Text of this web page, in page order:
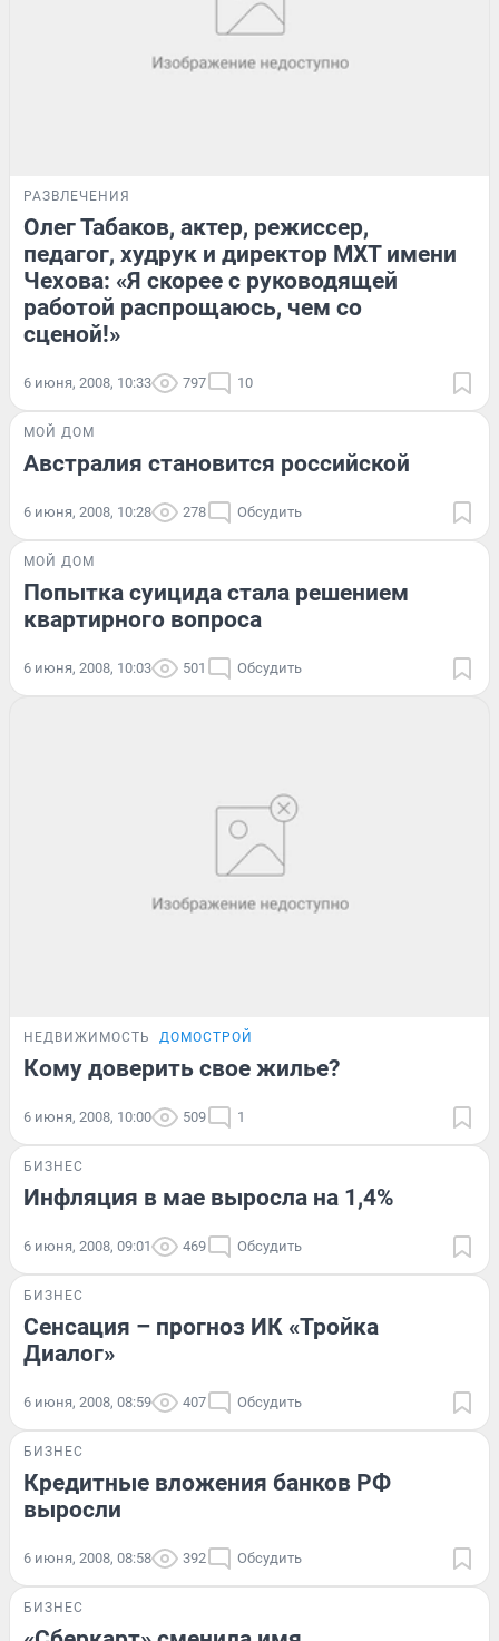
РАЗВЛЕЧЕНИЯ
Олег Табаков, актер, режиссер,
педагог, худрук и директор МХТ имени
Чехова: «Я скорее с руководящей
работой распрощаюсь, чем со
сценой!»
6 июня, 2008, 10:33 797 10
МОЙ ДОМ
Австралия становится российской
6 июня, 2008, 10:28 278 Обсудить
МОЙ ДОМ
Попытка суицида стала решением
квартирного вопроса
6 июня, 2008, 10:03 501 Обсудить
НЕДВИЖИМОСТЬ ДОМОСТРОЙ
Кому доверить свое жилье?
6 июня, 2008, 10:00 509 1
БИЗНЕС
Инфляция в мае выросла на 1,4%
6 июня, 2008, 09:01 469 Обсудить
БИЗНЕС
Сенсация – прогноз ИК «Тройка
Диалог»
6 июня, 2008, 08:59 407 Обсудить
БИЗНЕС
Кредитные вложения банков РФ
выросли
6 июня, 2008, 08:58 392 Обсудить
БИЗНЕС